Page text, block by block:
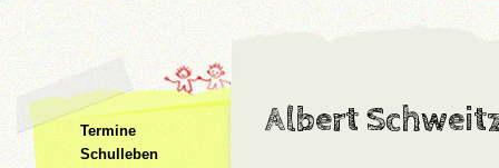
Termine
Schulleben
Albert